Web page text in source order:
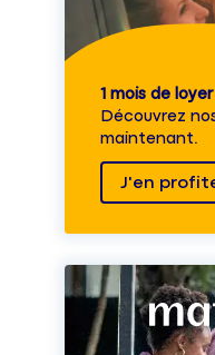
1 mois de
Découvrez
maintenant.
J'en